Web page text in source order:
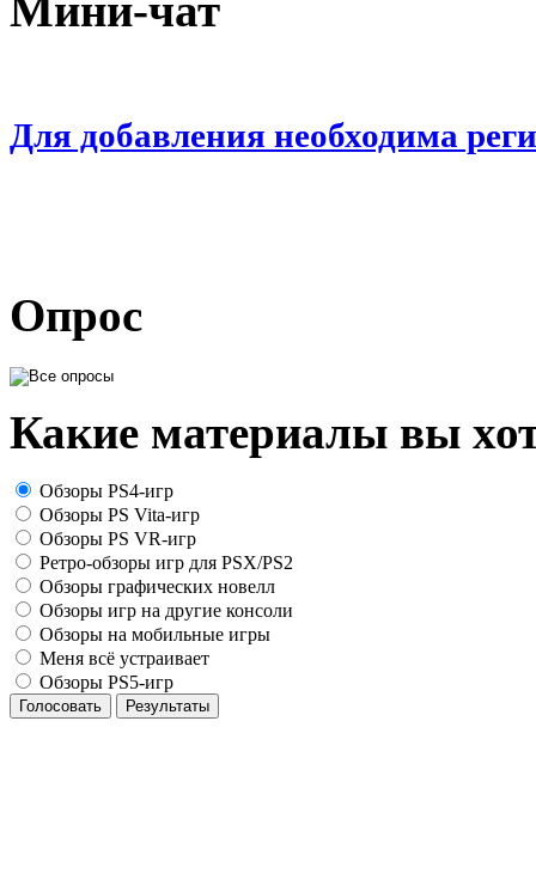
Для добавления необходима
Опрос
Какие материалы вы
Обзоры PS4-игр
Обзоры PS Vita-игр
Обзоры PS VR-игр
Ретро-обзоры игр для PSX/PS2
Обзоры графических новелл
Обзоры игр на другие консоли
Обзоры на мобильные игры
Меня всё устраивает
Обзоры PS5-игр
Голосовать Результаты